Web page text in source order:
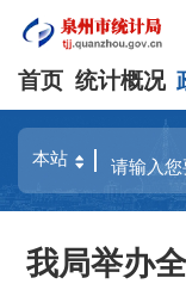
首页 统计概况
我局举办